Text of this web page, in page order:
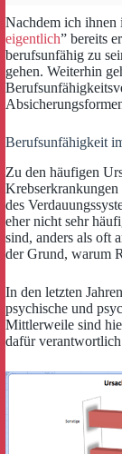
Nachdem ich ihnen
eigentlich” bereits
berufsunfähig zu
gehen. Weiterhin
Berufsunfähigkeit
Zu den häufigen
des
eher nicht sehr
sind, anders als oft
der Grund, warum
In den letzten
psychische und
Mittlerweile sind
dafür